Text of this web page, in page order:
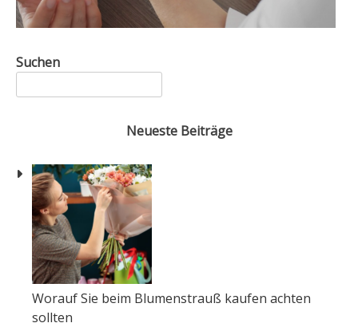
Suchen
Neueste Beiträge
Worauf Sie beim Blumenstrauß kaufen achten
sollten